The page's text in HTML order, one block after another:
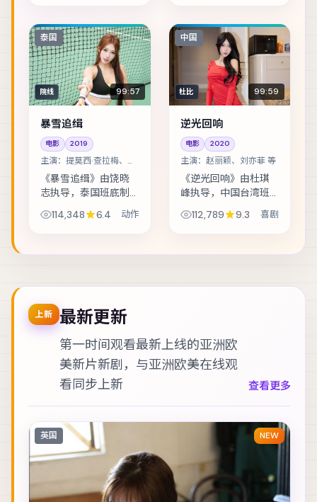
失控后难以收场。主
演包括雷佳音、基里
安·墨菲、凯特·布兰
切...
从未真正结束。主演
包括张震、白宇、赞
达亚 等，表演层次丰
泰国
院线 99:57
暴雪追缉
电影 2019
主演： 提莫西·查拉梅、古
天乐 等
《暴雪追缉》由饶晓
志执导，泰国班底制
作，类型定位为动
作。假释犯回到社区
114,348 6.4 动作
中国
杜比 99:59
逆光回响
电影 2020
主演： 赵丽颖、刘亦菲 等
《逆光回响》由杜琪
峰执导，中国台湾班
底制作，类型定位为
喜剧。灾难预警被压
112,789 9.3 喜剧
上新 最新更新
第一时间观看最新上线的亚洲欧
美新片新剧，与亚洲欧美在线观
看同步上新 查看更多
英国 NEW